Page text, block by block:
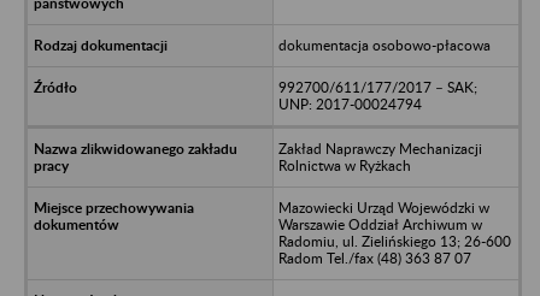
dokumentacja osobowo-płacowa
992700/611/177/2017 – SAK;
UNP: 2017-00024794
Zakład Naprawczy Mechanizacji
Rolnictwa w Ryżkach
Mazowiecki Urząd Wojewódzki w
Warszawie Oddział Archiwum w
Radomiu, ul. Zielińskiego 13; 26-600
Radom Tel./fax (48) 363 87 07